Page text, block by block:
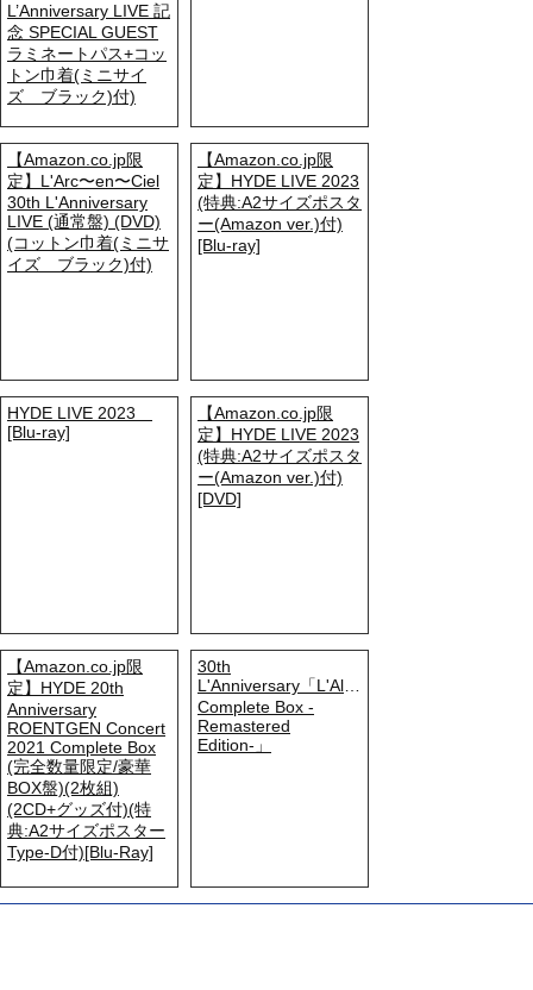
L’Anniversary LIVE 記
念 SPECIAL GUEST
ラミネートパス+コッ
トン巾着(ミニサイ
ズ ブラック)付)
【Amazon.co.jp限
定】L'Arc〜en〜Ciel
30th L'Anniversary
LIVE (通常盤) (DVD)
(コットン巾着(ミニサ
イズ ブラック)付)
【Amazon.co.jp限
定】HYDE LIVE 2023
(特典:A2サイズポスタ
ー(Amazon ver.)付)
[Blu-ray]
HYDE LIVE 2023
[Blu-ray]
【Amazon.co.jp限
定】HYDE LIVE 2023
(特典:A2サイズポスタ
ー(Amazon ver.)付)
[DVD]
【Amazon.co.jp限
定】HYDE 20th
Anniversary
ROENTGEN Concert
2021 Complete Box
(完全数量限定/豪華
BOX盤)(2枚組)
(2CD+グッズ付)(特
典:A2サイズポスター
Type-D付)[Blu-Ray]
30th
L'Anniversary「L'Album
Complete Box -
Remastered
Edition-」